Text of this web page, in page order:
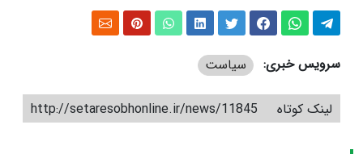
سرویس خبری: سیاست
لینک کوتاه http://setaresobhonline.ir/news/11845